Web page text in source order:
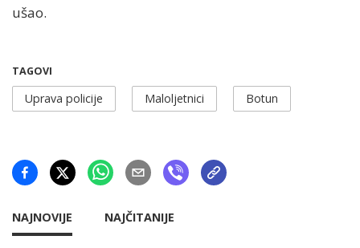
ušao.
TAGOVI
Uprava policije Maloljetnici Botun
NAJNOVIJE NAJČITANIJE